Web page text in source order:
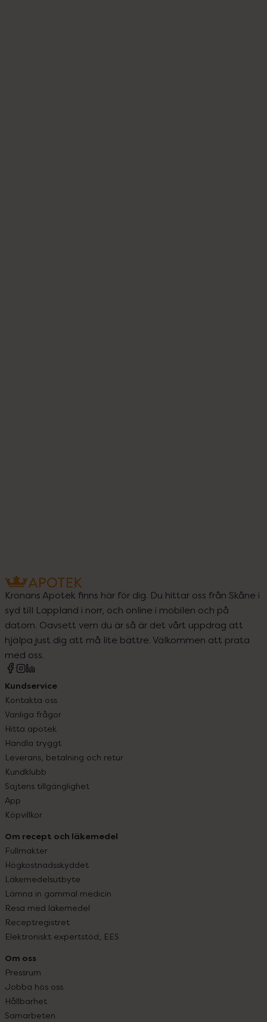
Kronans Apotek finns här för dig. Du hittar oss från Skåne i
syd till Lappland i norr, och online i mobilen och på
datorn. Oavsett vem du är så är det vårt uppdrag att
hjälpa just dig att må lite bättre. Välkommen att prata
med oss.
Kundservice
Kontakta oss
Vanliga frågor
Hitta apotek
Handla tryggt
Leverans, betalning och retur
Kundklubb
Sajtens tillgänglighet
App
Köpvillkor
Om recept och läkemedel
Fullmakter
Högkostnadsskyddet
Läkemedelsutbyte
Lämna in gammal medicin
Resa med läkemedel
Receptregistret
Elektroniskt expertstöd, EES
Om oss
Pressrum
Jobba hos oss
Hållbarhet
Samarbeten